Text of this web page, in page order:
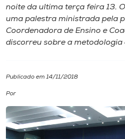
Internacionalização
Cultura
noite da ultima terça feira 13.
uma palestra ministrada pela
Coordenadora de Ensino e
discorreu sobre a metodologia
Publicado em 14/11/2018
Por